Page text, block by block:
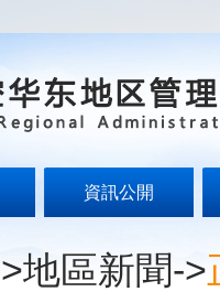
資訊公開
地區新聞->